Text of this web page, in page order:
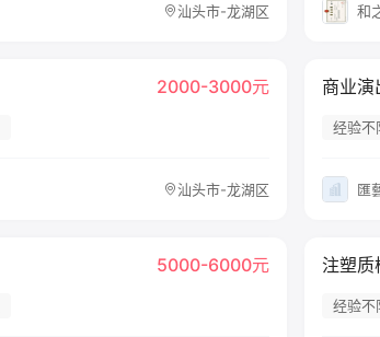
汕头市-龙湖区 和
2000-3000元
汕头市-龙湖区
商业
经验不
匯
5000-6000元 注塑质
经验不